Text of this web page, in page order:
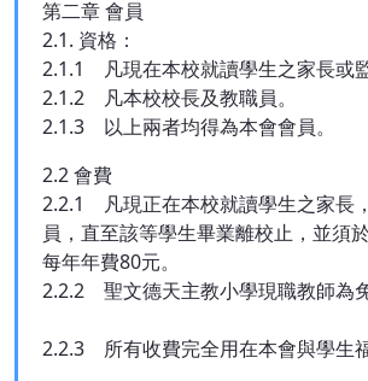
第二章 會員
2.1. 資格：
2.1.1 凡現在本校就讀學生之家
2.1.2 凡本校校長及教職員。
2.1.3 以上兩者均得為本會會員。
2.2 會費
2.2.1 凡現正在本校就讀學生之家長
員，直至該等學生畢業離校止，並須
每年年費80元。
2.2.2 聖文德天主教小學現職教師
2.2.3 所有收費完全用在本會與